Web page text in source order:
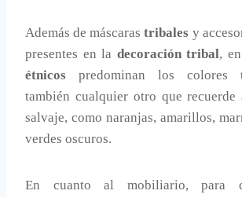
Además de máscarastribales y
presentes en la decoración tribal,
étnicos predominan los colores
también cualquier otro que recuerde
salvaje, como naranjas, amarillos,
verdes oscuros.
En cuanto al mobiliario, para